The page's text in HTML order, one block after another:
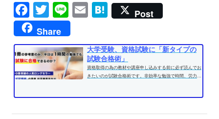
Facebook
TwitterLineEmailHatena
Post
Share
大学受験、資格試験に「新タイプの
試験合格術」
資格取得の為の教材や講座申し込みする前に必ず読んでお
きたいのが試験合格術です。非効率な勉強で時間、労力を